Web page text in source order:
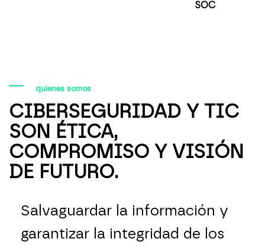
SOC
quienes somos
CIBERSEGURIDAD Y TIC
SON ÉTICA,
COMPROMISO Y VISIÓN
DE FUTURO.
Salvaguardar la información y
garantizar la integridad de los